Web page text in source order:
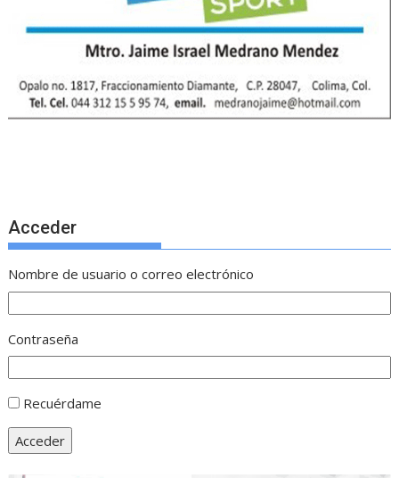
Acceder
Nombre de usuario o correo electrónico
Contraseña
Recuérdame
Acceder